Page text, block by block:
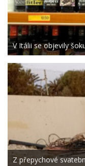
V Itálii se objevily
Z přepychové